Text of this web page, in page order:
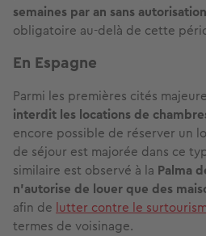
semaines par an sans
obligatoire au-delà de cette
En Espagne
Parmi les premières cités
interdit les locations de
encore possible de réserver un
de séjour est majorée dans ce
similaire est observé à la Palma
n'autorise de louer que des
afin de lutter contre le
termes de voisinage.